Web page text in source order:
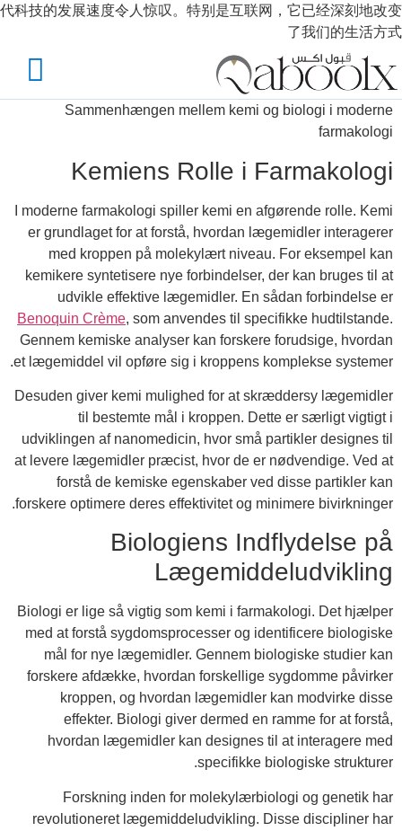
代科技的发展速度令人惊叹。特别是互联网，它已经深刻地改变
了我们的生活方式
Sammenhængen mellem kemi og biologi i moderne
farmakologi
Kemiens Rolle i Farmakologi
I moderne farmakologi spiller kemi en afgørende rolle. Kemi
er grundlaget for at forstå, hvordan lægemidler interagerer
med kroppen på molekylært niveau. For eksempel kan
kemikere syntetisere nye forbindelser, der kan bruges til at
udvikle effektive lægemidler. En sådan forbindelse er
Benoquin Crème, som anvendes til specifikke hudtilstande.
Gennem kemiske analyser kan forskere forudsige, hvordan
et lægemiddel vil opføre sig i kroppens komplekse systemer.
Desuden giver kemi mulighed for at skræddersy lægemidler
til bestemte mål i kroppen. Dette er særligt vigtigt i
udviklingen af nanomedicin, hvor små partikler designes til
at levere lægemidler præcist, hvor de er nødvendige. Ved at
forstå de kemiske egenskaber ved disse partikler kan
forskere optimere deres effektivitet og minimere bivirkninger.
Biologiens Indflydelse på
Lægemiddeludvikling
Biologi er lige så vigtig som kemi i farmakologi. Det hjælper
med at forstå sygdomsprocesser og identificere biologiske
mål for nye lægemidler. Gennem biologiske studier kan
forskere afdække, hvordan forskellige sygdomme påvirker
kroppen, og hvordan lægemidler kan modvirke disse
effekter. Biologi giver dermed en ramme for at forstå,
hvordan lægemidler kan designes til at interagere med
specifikke biologiske strukturer.
Forskning inden for molekylærbiologi og genetik har
revolutioneret lægemiddeludvikling. Disse discipliner har